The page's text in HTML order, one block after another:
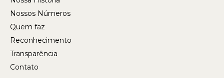
Nossos Números
Quem faz
Reconhecimento
Transparência
Contato